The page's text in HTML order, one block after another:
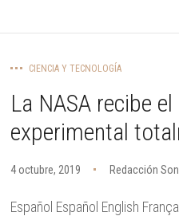
CIENCIA Y TECNOLOGÍA
La NASA recibe
experimental
4 octubre, 2019 Redacción
Español Español English